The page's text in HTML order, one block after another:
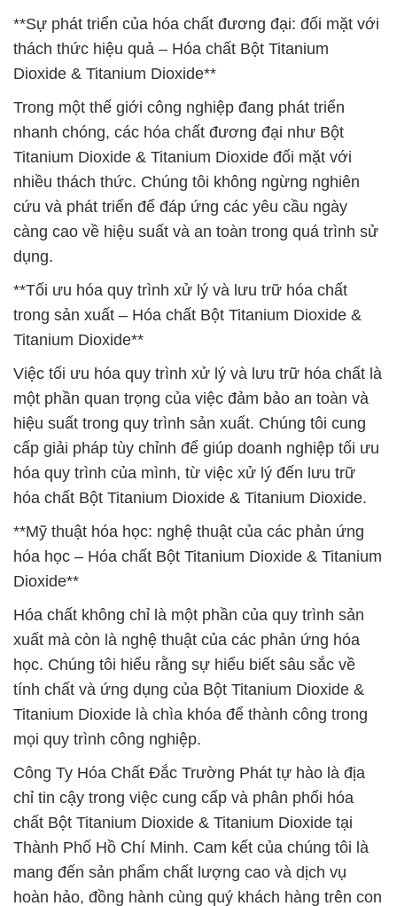
**Sự phát triển của hóa chất đương đại: đối mặt với
thách thức hiệu quả – Hóa chất Bột Titanium
Dioxide & Titanium Dioxide**
Trong một thế giới công nghiệp đang phát triển
nhanh chóng, các hóa chất đương đại như Bột
Titanium Dioxide & Titanium Dioxide đối mặt với
nhiều thách thức. Chúng tôi không ngừng nghiên
cứu và phát triển để đáp ứng các yêu cầu ngày
càng cao về hiệu suất và an toàn trong quá trình sử
dụng.
**Tối ưu hóa quy trình xử lý và lưu trữ hóa chất
trong sản xuất – Hóa chất Bột Titanium Dioxide &
Titanium Dioxide**
Việc tối ưu hóa quy trình xử lý và lưu trữ hóa chất là
một phần quan trọng của việc đảm bảo an toàn và
hiệu suất trong quy trình sản xuất. Chúng tôi cung
cấp giải pháp tùy chỉnh để giúp doanh nghiệp tối ưu
hóa quy trình của mình, từ việc xử lý đến lưu trữ
hóa chất Bột Titanium Dioxide & Titanium Dioxide.
**Mỹ thuật hóa học: nghệ thuật của các phản ứng
hóa học – Hóa chất Bột Titanium Dioxide & Titanium
Dioxide**
Hóa chất không chỉ là một phần của quy trình sản
xuất mà còn là nghệ thuật của các phản ứng hóa
học. Chúng tôi hiểu rằng sự hiểu biết sâu sắc về
tính chất và ứng dụng của Bột Titanium Dioxide &
Titanium Dioxide là chìa khóa để thành công trong
mọi quy trình công nghiệp.
Công Ty Hóa Chất Đắc Trường Phát tự hào là địa
chỉ tin cậy trong việc cung cấp và phân phối hóa
chất Bột Titanium Dioxide & Titanium Dioxide tại
Thành Phố Hồ Chí Minh. Cam kết của chúng tôi là
mang đến sản phẩm chất lượng cao và dịch vụ
hoàn hảo, đồng hành cùng quý khách hàng trên con